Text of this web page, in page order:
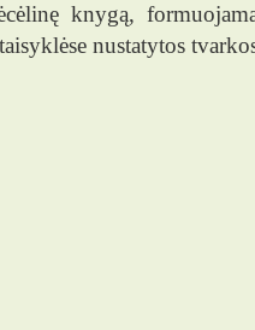
knygą,
nustatytos